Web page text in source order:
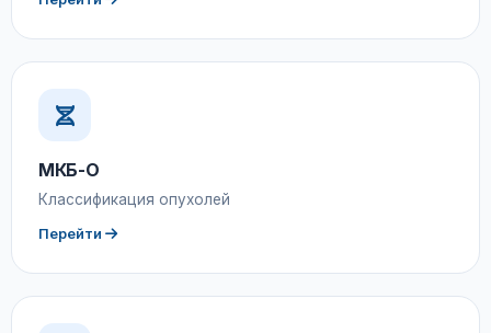
МКБ-О
Классификация опухолей
Перейти